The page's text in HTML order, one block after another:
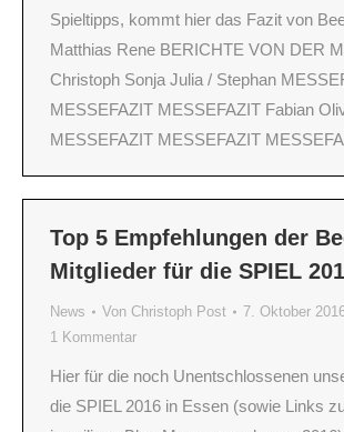
Spieltipps, kommt hier das Fazit von
Matthias Rene BERICHTE VON DER
Christoph Sonja Julia / Stephan
MESSEFAZIT MESSEFAZIT Fabian
MESSEFAZIT MESSEFAZIT
Top 5 Empfehlungen der
Mitglieder für die SPIEL
News Von Christoph Post
7. Oktober
1 Kommentar
Hier für die noch Unentschlossenen
die SPIEL 2016 in Essen (sowie Links